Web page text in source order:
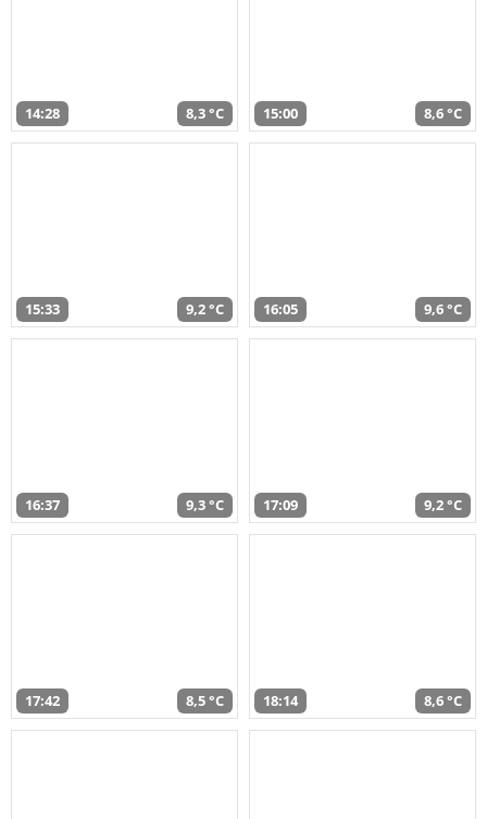
14:28 8,3 °C 15:00 8,6 °C
15:33 9,2 °C 16:05 9,6 °C
16:37 9,3 °C 17:09 9,2 °C
17:42 8,5 °C 18:14 8,6 °C